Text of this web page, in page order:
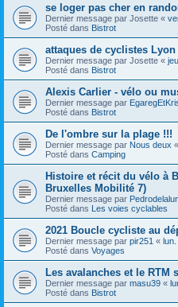
se loger pas cher en
Dernier message par Josette «
Posté dans Bistrot
attaques de cyclistes Lyon
Dernier message par Josette «
Posté dans Bistrot
Alexis Carlier - vélo ou
Dernier message par
Posté dans Bistrot
De l'ombre sur la plage !!!
Dernier message par Nous deux «
Posté dans Camping
Histoire et récit du vélo à
Bruxelles Mobilité 7)
Dernier message par
Posté dans Les voies cyclables
2021 Boucle cycliste au
Dernier message par pir251 «
Posté dans Voyages
Les avalanches et le RTM
Dernier message par masu39 «
Posté dans Bistrot